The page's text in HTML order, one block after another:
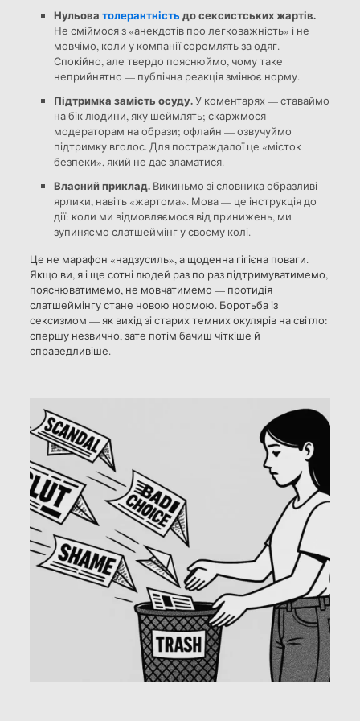
Нульова толерантність до сексистських жартів.
Не сміймося з «анекдотів про легковажність» і не
мовчімо, коли у компанії соромлять за одяг.
Спокійно, але твердо пояснюймо, чому таке
неприйнятно — публічна реакція змінює норму.
Підтримка замість осуду.У коментарях — ставаймо
на бік людини, яку шеймлять; скаржмося
модераторам на образи; офлайн — озвучуймо
підтримку вголос. Для постраждалої це «місток
безпеки», який не дає зламатися.
Власний приклад.Викиньмо зі словника образливі
ярлики, навіть «жартома». Мова — це інструкція до
дії: коли ми відмовляємося від принижень, ми
зупиняємо слатшеймінг у своєму колі.
Це не марафон «надзусиль», а щоденна гігієна поваги.
Якщо ви, я і ще сотні людей раз по раз підтримуватимемо,
пояснюватимемо, не мовчатимемо — протидія
слатшеймінгу стане новою нормою. Боротьба із
сексизмом — як вихід зі старих темних окулярів на світло:
спершу незвично, зате потім бачиш чіткіше й
справедливіше.